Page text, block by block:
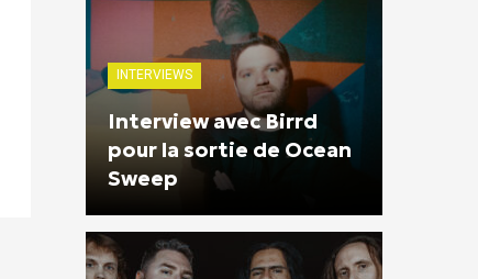
INTERVIEWS
Interview avec Birrd
pour la sortie de Ocean
Sweep